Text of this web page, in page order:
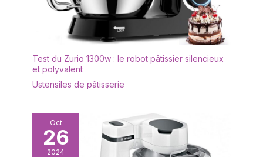
Test du Zurio 1300w : le robot pâtissier silencieux
et polyvalent
Ustensiles de pâtisserie
Oct
26
2024